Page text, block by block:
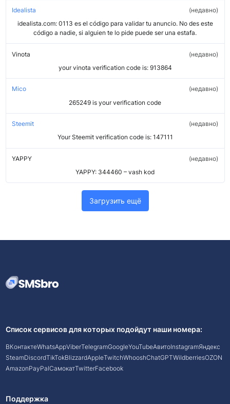
Idealista
idealista.com: 0113 es el código para validar tu anuncio. No des este
código a nadie, si alguien te lo pide puede ser una estafa.
недавно
Vinota
your vinota verification code is: 913864
недавно
Mico
265249 is your verification code
недавно
Steemit
Your Steemit verification code is: 147111
недавно
YAPPY
YAPPY: 344460 – vash kod
недавно
Загрузить ещё
Список сервисов для которых подойдут наши номера:
ВКонтактеWhatsAppViberTelegramGoogleYouTubeАвитоInstagramЯндекс
SteamDiscordTikTokBlizzardAppleTwitchWhooshChatGPTWildberriesOZON
AmazonPayPalСамокатTwitterFacebook
Поддержка